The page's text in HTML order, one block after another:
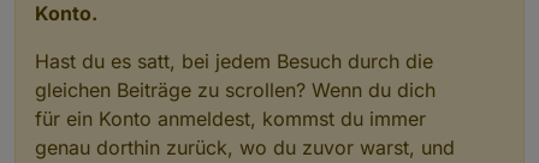
Konto.
Hast du es satt, bei jedem Besuch durch die
gleichen Beiträge zu scrollen? Wenn du dich
für ein Konto anmeldest, kommst du immer
genau dorthin zurück, wo du zuvor warst, und